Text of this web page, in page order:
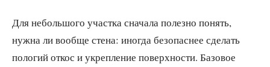
Для небольшого участка сначала полезно понять,
нужна ли вообще стена: иногда безопаснее сделать
пологий откос и укрепление поверхности. Базовое